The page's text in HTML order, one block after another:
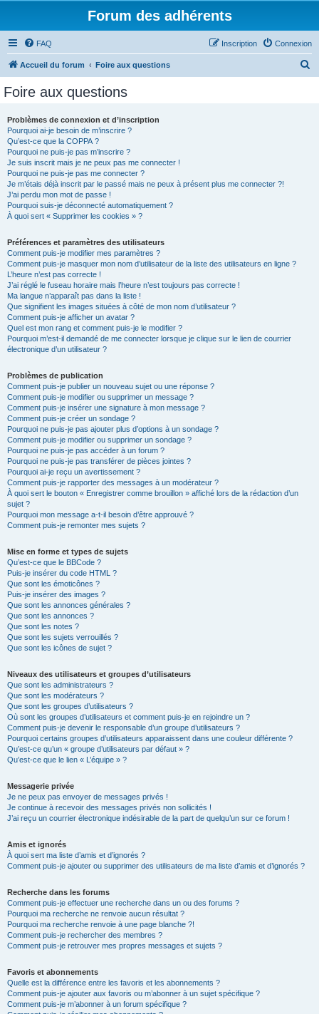
Forum des adhérents
FAQ Connexion
Inscription
Accueil du forum Foire aux questions
Foire aux questions
Problèmes de connexion et d’inscription
Pourquoi ai-je besoin de m’inscrire ?
Qu’est-ce que la COPPA ?
Pourquoi ne puis-je pas m’inscrire ?
Je suis inscrit mais je ne peux pas me connecter !
Pourquoi ne puis-je pas me connecter ?
Je m’étais déjà inscrit par le passé mais ne peux à présent plus me connecter ?!
J’ai perdu mon mot de passe !
Pourquoi suis-je déconnecté automatiquement ?
À quoi sert « Supprimer les cookies » ?
Préférences et paramètres des utilisateurs
Comment puis-je modifier mes paramètres ?
Comment puis-je masquer mon nom d’utilisateur de la liste des utilisateurs en ligne ?
L’heure n’est pas correcte !
J’ai réglé le fuseau horaire mais l’heure n’est toujours pas correcte !
Ma langue n’apparaît pas dans la liste !
Que signifient les images situées à côté de mon nom d’utilisateur ?
Comment puis-je afficher un avatar ?
Quel est mon rang et comment puis-je le modifier ?
Pourquoi m’est-il demandé de me connecter lorsque je clique sur le lien de courrier
électronique d’un utilisateur ?
Problèmes de publication
Comment puis-je publier un nouveau sujet ou une réponse ?
Comment puis-je modifier ou supprimer un message ?
Comment puis-je insérer une signature à mon message ?
Comment puis-je créer un sondage ?
Pourquoi ne puis-je pas ajouter plus d’options à un sondage ?
Comment puis-je modifier ou supprimer un sondage ?
Pourquoi ne puis-je pas accéder à un forum ?
Pourquoi ne puis-je pas transférer de pièces jointes ?
Pourquoi ai-je reçu un avertissement ?
Comment puis-je rapporter des messages à un modérateur ?
À quoi sert le bouton « Enregistrer comme brouillon » affiché lors de la rédaction d’un
sujet ?
Pourquoi mon message a-t-il besoin d’être approuvé ?
Comment puis-je remonter mes sujets ?
Mise en forme et types de sujets
Qu’est-ce que le BBCode ?
Puis-je insérer du code HTML ?
Que sont les émoticônes ?
Puis-je insérer des images ?
Que sont les annonces générales ?
Que sont les annonces ?
Que sont les notes ?
Que sont les sujets verrouillés ?
Que sont les icônes de sujet ?
Niveaux des utilisateurs et groupes d’utilisateurs
Que sont les administrateurs ?
Que sont les modérateurs ?
Que sont les groupes d’utilisateurs ?
Où sont les groupes d’utilisateurs et comment puis-je en rejoindre un ?
Comment puis-je devenir le responsable d’un groupe d’utilisateurs ?
Pourquoi certains groupes d’utilisateurs apparaissent dans une couleur différente ?
Qu’est-ce qu’un « groupe d’utilisateurs par défaut » ?
Qu’est-ce que le lien « L’équipe » ?
Messagerie privée
Je ne peux pas envoyer de messages privés !
Je continue à recevoir des messages privés non sollicités !
J’ai reçu un courrier électronique indésirable de la part de quelqu’un sur ce forum !
Amis et ignorés
À quoi sert ma liste d’amis et d’ignorés ?
Comment puis-je ajouter ou supprimer des utilisateurs de ma liste d’amis et d’ignorés ?
Recherche dans les forums
Comment puis-je effectuer une recherche dans un ou des forums ?
Pourquoi ma recherche ne renvoie aucun résultat ?
Pourquoi ma recherche renvoie à une page blanche ?!
Comment puis-je rechercher des membres ?
Comment puis-je retrouver mes propres messages et sujets ?
Favoris et abonnements
Quelle est la différence entre les favoris et les abonnements ?
Comment puis-je ajouter aux favoris ou m’abonner à un sujet spécifique ?
Comment puis-je m’abonner à un forum spécifique ?